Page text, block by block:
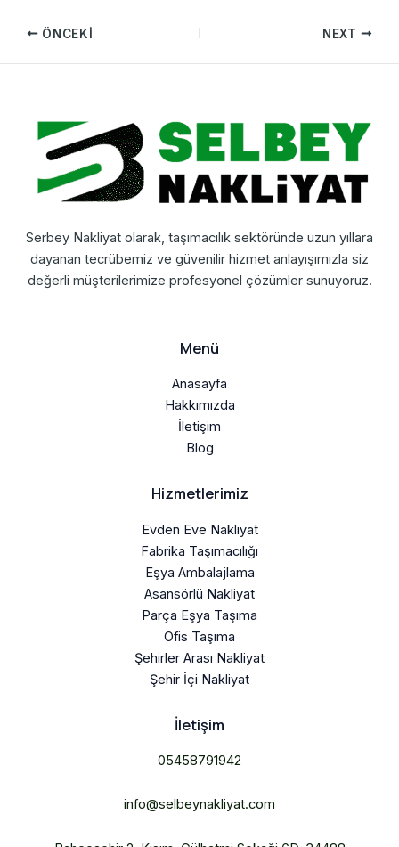
ÖNCEKI NEXT
Serbey Nakliyat olarak, taşımacılık sektöründe uzun yıllara
dayanan tecrübemiz ve güvenilir hizmet anlayışımızla siz
değerli müşterilerimize profesyonel çözümler sunuyoruz.
Menü
Anasayfa
Hakkımızda
İletişim
Blog
Hizmetlerimiz
Evden Eve Nakliyat
Fabrika Taşımacılığı
Eşya Ambalajlama
Asansörlü Nakliyat
Parça Eşya Taşıma
Ofis Taşıma
Şehirler Arası Nakliyat
Şehir İçi Nakliyat
İletişim
05458791942
info@selbeynakliyat.com